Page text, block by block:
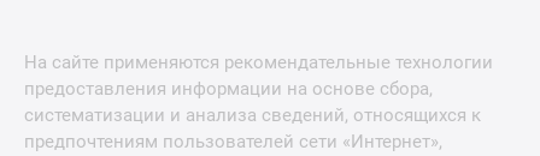
На сайте применяются рекомендательные технологии
предоставления информации на основе сбора,
систематизации и анализа сведений, относящихся к
предпочтениям пользователей сети «Интернет»,